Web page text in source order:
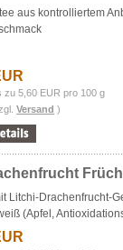
aus kontrolliertem
zu 5,60 EUR pro 100 g
Versand )
Litchi-Drachenfrucht-
(Apfel,